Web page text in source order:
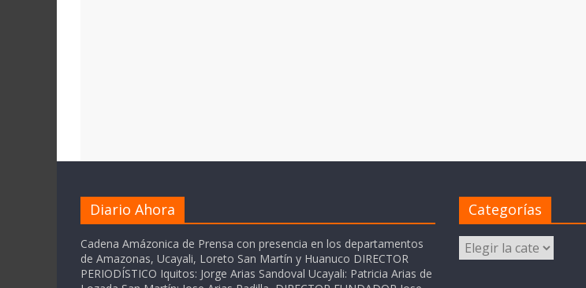
Diario Ahora
Cadena Amázonica de Prensa con presencia en los departamentos
de Amazonas, Ucayali, Loreto San Martín y Huanuco DIRECTOR
PERIODÍSTICO Iquitos: Jorge Arias Sandoval Ucayali: Patricia Arias de
Categorías
Categorías